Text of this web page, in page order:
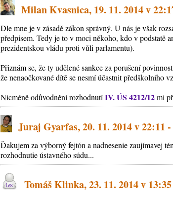
Milan Kvasnica, 19. 11. 2014 v
Dle mne je v zásadě zákon správný. U nás je však
předpisem. Tedy je to v moci někoho, kdo v podstatě
prezidentskou vládu proti vůli parlamentu).
Přiznám se, že ty udělené sankce za porušení
že nenaočkované dítě se nesmí účastnit předškolního
Nicméně odůvodnění rozhodnutíIV. ÚS 4212/12mi
Juraj Gyarfas, 20. 11. 2014 v 22:11 -
Ďakujem za výborný fejtón a nadnesenie zaujímavej
rozhodnutie ústavného súdu...
Tomáš Klinka, 23. 11. 2014 v